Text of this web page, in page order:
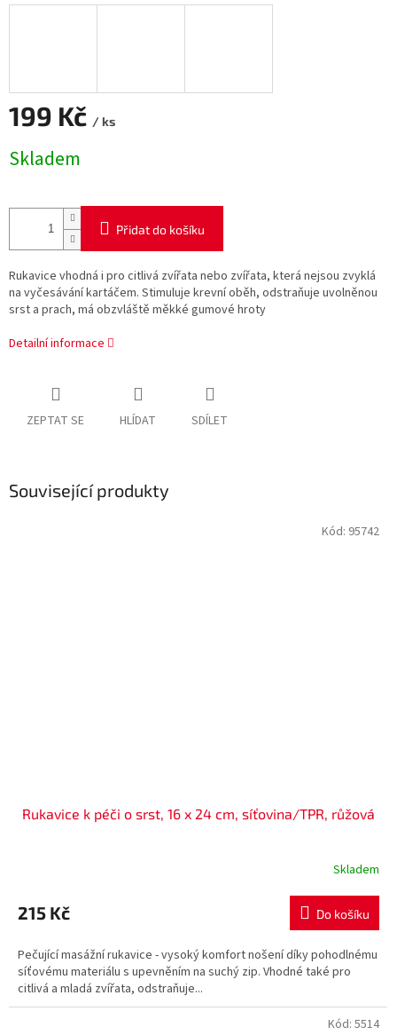
199 Kč / ks
cena:
Skladem
Přidat do košíku
Rukavice vhodná i pro citlivá zvířata nebo zvířata, která nejsou zvyklá
na vyčesávání kartáčem. Stimuluje krevní oběh, odstraňuje uvolněnou
srst a prach, má obzvláště měkké gumové hroty
Detailní informace
ZEPTAT SE HLÍDAT SDÍLET
Související produkty
Rukavice k péči o srst, 16 x 24 cm, síťovina/TPR, růžová
Skladem
215 Kč Do košíku
Pečující masážní rukavice - vysoký komfort nošení díky pohodlnému
síťovému materiálu s upevněním na suchý zip. Vhodné také pro
citlivá a mladá zvířata, odstraňuje...
Kód: 95742
Kód: 5514